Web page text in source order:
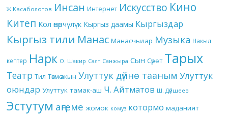
Ж.Касаболотов Инсан Интернет Искусство Кино
Китеп Кол өнөрчүлүк Кыргыз даамы Кыргыздар
Кыргыз тили Манас Манасчылар Музыка Накыл
кептер Нарк О. Шакир Салт Санжыра Сын Сүрөт Тарых
Театр Тил Төкмө акын Улуттук дүйнө тааным Улуттук
оюндар Улуттук тамак-аш Ч. Айтматов Ш. Дүйшеев
Эстутум аңгеме жомок комуз котормо маданият